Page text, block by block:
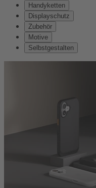
Handyketten
Displayschutz
Zubehör
Motive
Selbstgestalten